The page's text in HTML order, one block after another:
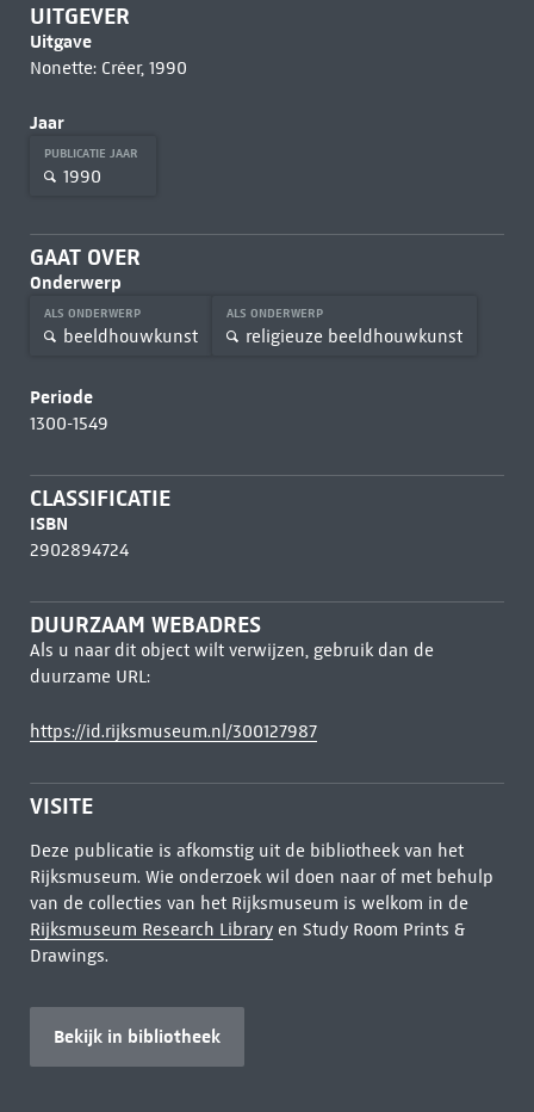
UITGEVER
Uitgave
Nonette: Créer, 1990
Jaar
PUBLICATIE JAAR
1990
GAAT OVER
Onderwerp
ALS ONDERWERP
beeldhouwkunst
ALS ONDERWERP
religieuze beeldhouwkunst
Periode
1300-1549
CLASSIFICATIE
ISBN
2902894724
DUURZAAM WEBADRES
Als u naar dit object wilt verwijzen, gebruik dan de
duurzame URL:
https://id.rijksmuseum.nl/300127987
VISITE
Deze publicatie is afkomstig uit de bibliotheek van het
Rijksmuseum. Wie onderzoek wil doen naar of met behulp
van de collecties van het Rijksmuseum is welkom in de
Rijksmuseum Research Libraryen Study Room Prints &
Drawings.
Bekijk in bibliotheek